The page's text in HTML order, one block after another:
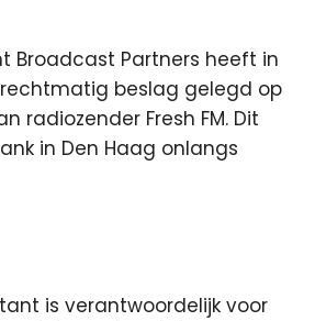
Broadcast Partners heeft in
beslag gelegd op
radiozender Fresh FM. Dit
in Den Haag onlangs
is verantwoordelijk voor